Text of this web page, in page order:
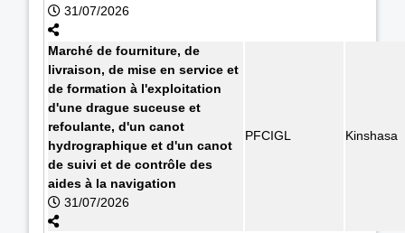
31/07/2026
Marché de fourniture, de
livraison, de mise en service et
de formation à l'exploitation
d'une drague suceuse et
refoulante, d'un canot
hydrographique et d'un canot
de suivi et de contrôle des
aides à la navigation
31/07/2026
PFCIGL Kinshasa